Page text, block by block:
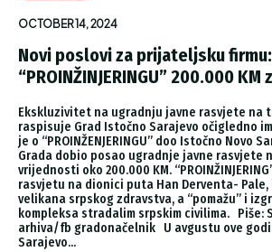
OCTOBER 14, 2024
Novi poslovi za prijateljsku firmu:
“PROINŽINJERINGU” 200.000
Ekskluzivitet na ugradnju javne rasvjete na
raspisuje Grad Istočno Sarajevo očigledno
je o “PROINŽENJERINGU” doo Istočno Novo
Grada dobio posao ugradnje javne rasvjete
vrijednosti oko 200.000 KM.
rasvjetu na dionici puta Han Derventa- Pale,
velikana srpskog zdravstva, a “pomažu” i
kompleksa stradalim srpskim civilima. Piše:
arhiva/fb gradonačelnik U avgustu ove
Sarajevo...